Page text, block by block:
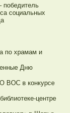
социальных
по храмам и
Дню
ВОС в конкурсе
центре